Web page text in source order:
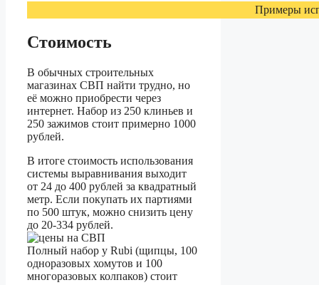
Примеры
Стоимость
В обычных строительных
магазинах СВП найти трудно, но
её можно приобрести через
интернет. Набор из 250 клиньев и
250 зажимов стоит примерно 1000
рублей.
В итоге стоимость использования
системы выравнивания выходит
от 24 до 400 рублей за квадратный
метр. Если покупать их партиями
по 500 штук, можно снизить цену
до 20-334 рублей.
Полный набор у Rubi (щипцы, 100
одноразовых хомутов и 100
многоразовых колпаков) стоит